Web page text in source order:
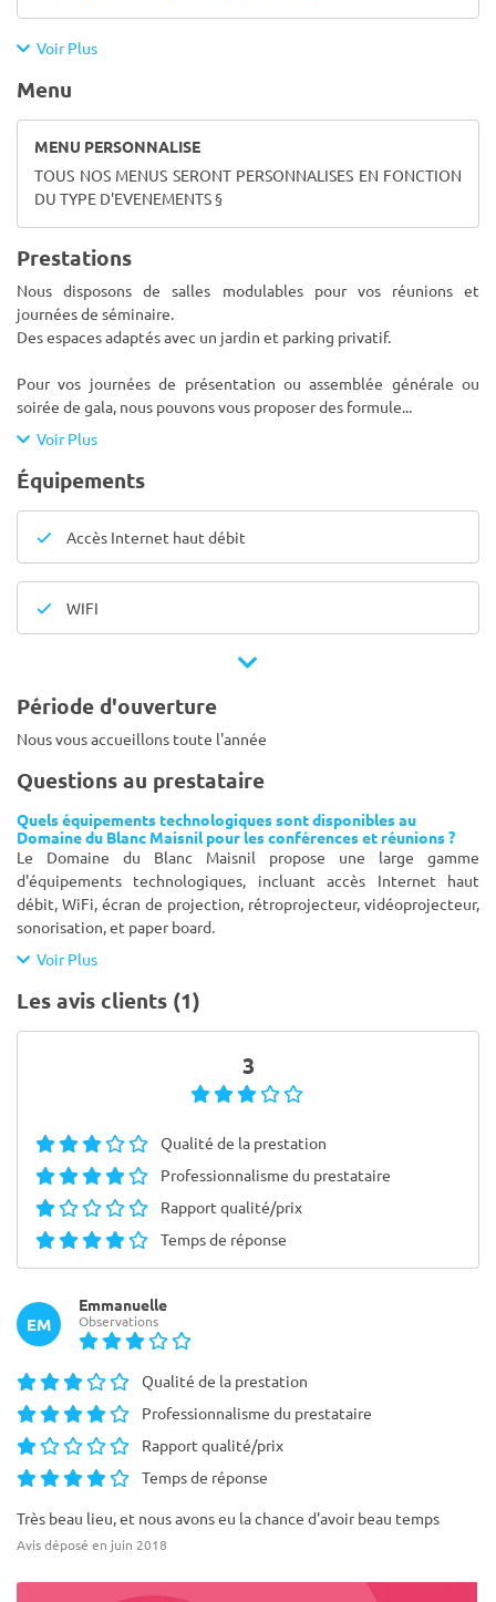
Voir Plus
Menu
MENU PERSONNALISE
TOUS NOS MENUS SERONT PERSONNALISES EN FONCTION
DU TYPE D'EVENEMENTS §
Prestations
Nous disposons de salles modulables pour vos réunions et
journées de séminaire.
Des espaces adaptés avec un jardin et parking privatif.
Pour vos journées de présentation ou assemblée générale ou
soirée de gala, nous pouvons vous proposer des formule...
Voir Plus
Équipements
Accès Internet haut débit
WIFI
Période d'ouverture
Nous vous accueillons toute l'année
Questions au prestataire
Quels équipements technologiques sont disponibles au
Domaine du Blanc Maisnil pour les conférences et réunions ?
Le Domaine du Blanc Maisnil propose une large gamme
d'équipements technologiques, incluant accès Internet haut
débit, WiFi, écran de projection, rétroprojecteur, vidéoprojecteur,
sonorisation, et paper board.
Voir Plus
Les avis clients (1)
3
Qualité de la prestation
Professionnalisme du prestataire
Rapport qualité/prix
Temps de réponse
EM
Emmanuelle
Observations
Qualité de la prestation
Professionnalisme du prestataire
Rapport qualité/prix
Temps de réponse
Très beau lieu, et nous avons eu la chance d'avoir beau temps
Avis déposé en juin 2018